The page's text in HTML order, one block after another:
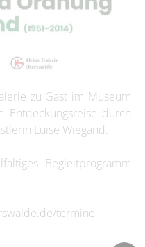
zu Gast im Museum
Entdeckungsreise durch
Luise Wiegand.
Begleitprogramm
termine